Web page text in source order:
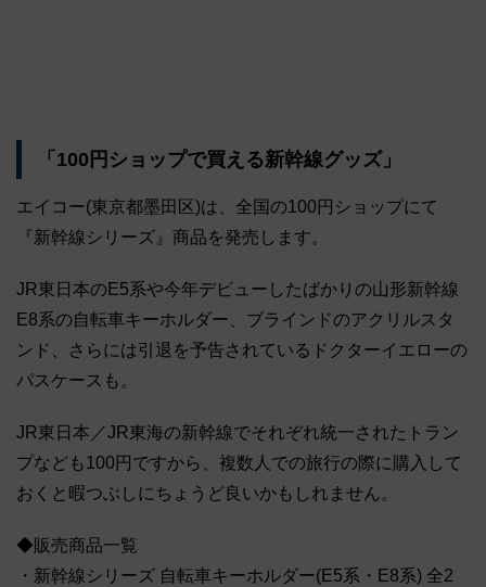
「100円ショップで買える新幹線グッズ」
エイコー(東京都墨田区)は、全国の100円ショップにて
『新幹線シリーズ』商品を発売します。
JR東日本のE5系や今年デビューしたばかりの山形新幹線
E8系の自転車キーホルダー、ブラインドのアクリルスタ
ンド、さらには引退を予告されているドクターイエローの
パスケースも。
JR東日本／JR東海の新幹線でそれぞれ統一されたトラン
プなども100円ですから、複数人での旅行の際に購入して
おくと暇つぶしにちょうど良いかもしれません。
◆販売商品一覧
・新幹線シリーズ 自転車キーホルダー(E5系・E8系) 全2